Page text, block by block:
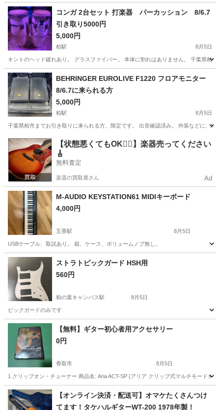
コンガ 2台セット 打楽器 パーカッション 8/6.7
引き取り5000円
5,000円
柏駅 8月5日
キントのヘッド破れあり。 グラスファイバー。 本体に割れはありません。 千葉県柏
千葉 柏市
BEHRINGER EUROLIVE F1220 フロアモニター
8/6.7に来られる方
5,000円
柏駅 8月5日
千葉県柏市までお引き取りに来られる方、限定です。 出音確認済み。 外装などに、
千葉 柏市 柏駅 エフェクター、PA機器
【状態悪くてもOK🙆‍♀️】楽器売ってください
🎸
無料査定
楽器の買取屋さん Ad
M-AUDIO KEYSTATION61 MIDIキーボード
4,000円
五香駅 8月5日
USBケーブル、取説あり。 箱、ケース、ボリュームノブ無し。
千葉 松戸市 五香駅 MIDI関連機器 キーボード
ストラトピックガード HSH用
560円
柏の葉キャンパス駅 8月5日
ピックガードのみです
千葉 柏市 柏の葉キャンパス駅 弦楽器、ギター
【無料】ギター初心者用アクセサリー
0円
香取市 8月5日
1.クリップオン・チューナー 商品名: Aria ACT-SP (アリア クリップ式マルチモードチ
千葉 香取市 その他 フォークギター
【オンライン決済・配送可】オマケたくさんつけ
てます！タケハルギターWT-200 1978年製！